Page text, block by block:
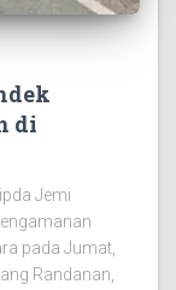
di
Jemi
pada Jumat,
Randanan,